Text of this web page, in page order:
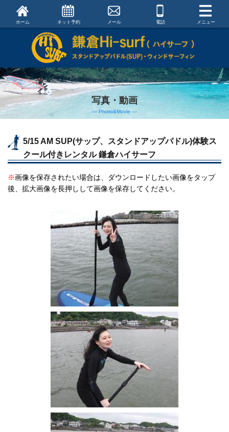
ホーム ネット予約 メール 電話 メニュー
写真・動画
― Photo&Movie ―
5/15 AM SUP(サップ、スタンドアップパドル)体験ス
クール付きレンタル 鎌倉ハイサーフ
※画像を保存されたい場合は、ダウンロードしたい画像をタップ
後、拡大画像を長押しして画像を保存してください。